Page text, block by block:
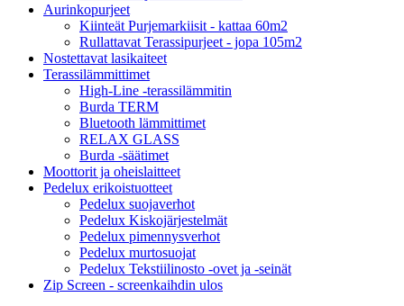
Aurinkopurjeet
Kiinteät Purjemarkiisit - kattaa 60m2
Rullattavat Terassipurjeet - jopa 105m2
Nostettavat lasikaiteet
Terassilämmittimet
High-Line -terassilämmitin
Burda TERM
Bluetooth lämmittimet
RELAX GLASS
Burda -säätimet
Moottorit ja oheislaitteet
Pedelux erikoistuotteet
Pedelux suojaverhot
Pedelux Kiskojärjestelmät
Pedelux pimennysverhot
Pedelux murtosuojat
Pedelux Tekstiilinosto -ovet ja -seinät
Zip Screen - screenkaihdin ulos